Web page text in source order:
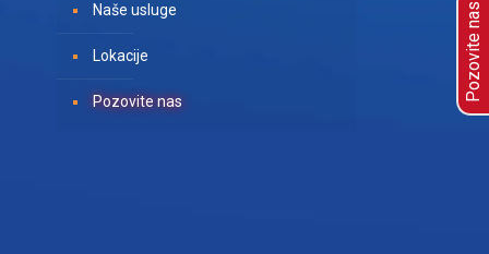
Naše usluge
Lokacije
Pozovite nas Pozovite nas